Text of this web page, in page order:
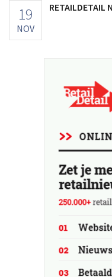
19
NOV
RETAILDETAIL